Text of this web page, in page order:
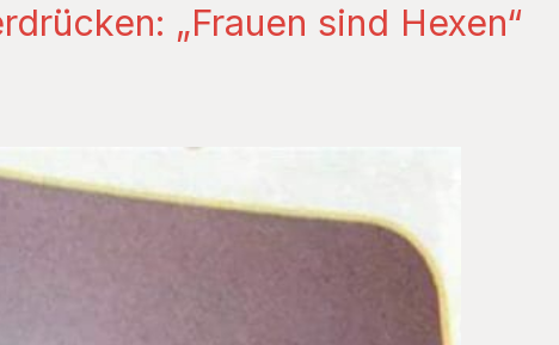
„Frauen sind Hexen“